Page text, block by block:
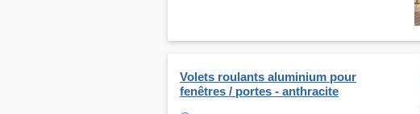
Volets roulants aluminium pour
fenêtres / portes - anthracite